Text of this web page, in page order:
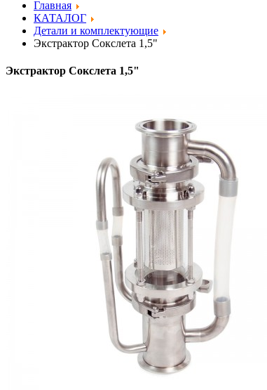
Главная
КАТАЛОГ
Детали и комплектующие
Экстрактор Сокслета 1,5"
Экстрактор Сокслета 1,5"